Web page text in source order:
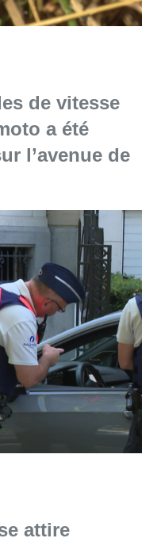
de vitesse
a été
l’avenue de
attire